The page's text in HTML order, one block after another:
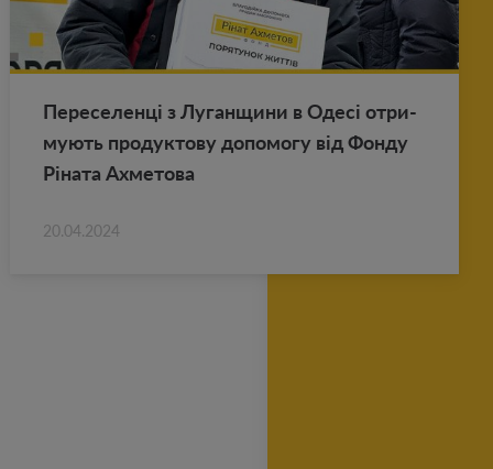
Пе­ре­се­ленці з Лу­ган­щи­ни в Одесі от­ри­
му­ють про­дук­то­ву до­по­мо­гу від Фонду
Ріната Ах­ме­то­ва
20.04.2024